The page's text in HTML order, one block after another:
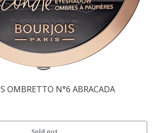
OMBRETTO N°6 ABRACADA